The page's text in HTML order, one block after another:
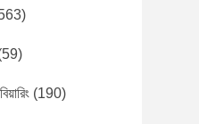
(190)